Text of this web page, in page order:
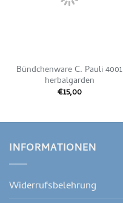
Bündchenware C. Pauli 4001
herbalgarden
€15,00
INFORMATIONEN
Widerrufsbelehrung